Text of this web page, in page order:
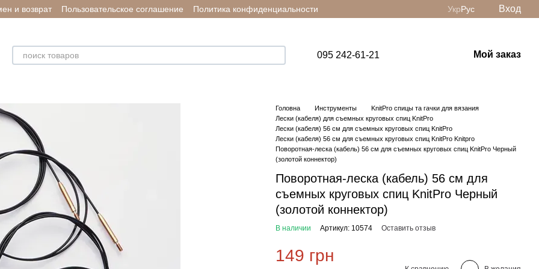
и возврат Пользовательское соглашение
Политика конфиденциальности
УкрРус Вход
095 242-61-21 Мой заказ
Головна Инструменты
KnitPro спицы та гачки для вязания
Лески (кабеля) для съемных круговых спиц KnitPro
Лески (кабеля) 56 см для съемных круговых спиц KnitPro
Лески (кабеля) 56 см для съемных круговых спиц KnitPro Knitpro
Поворотная-леска (кабель) 56 см для съемных круговых спиц KnitPro Черный
(золотой коннектор)
Поворотная-леска (кабель) 56 см для
съемных круговых спиц KnitPro Черный
(золотой коннектор)
В наличии Артикул: 10574 Оставить отзыв
149 грн